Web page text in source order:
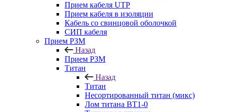
Прием кабеля UTP
Прием кабеля в изоляции
Кабель со свинцовой оболочкой
СИП кабеля
Прием РЗМ
Назад
Прием РЗМ
Титан
Назад
Титан
Несортированный титан (микс)
Лом титана ВТ1-0